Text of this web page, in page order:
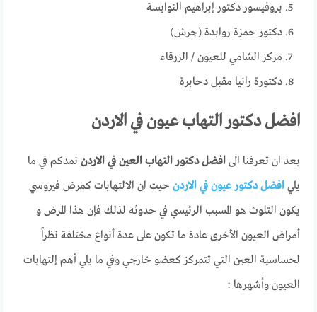
بروفيسور دكتور إبراهيم النوايسة
دكتور حمزة روابدة (جرش)
مركز الشامي للعيون / الزرقاء
دكتورة رانيا مقبل دحابرة
افضل دكتور التهاب عيون في الاردن
بعد ان تعرفنا الىافضل دكتور التهاب العين في الاردن نمدكم في ما
يليافضل دكتور عيون في الاردن حيث ان الالتهابات كمرض فيروسي
يكون التلوث هو المسبب الرئيسي في حدوثه لذلك فإن هذا المرض و
أمراض العيون الأخرى عادة ما تكون على عدة أنواع مختلفة نظراً
لحساسية العين التي تتمركز كعضو خارجي وفي ما يلي أهم إلتهابات
العيون وأشهرها :